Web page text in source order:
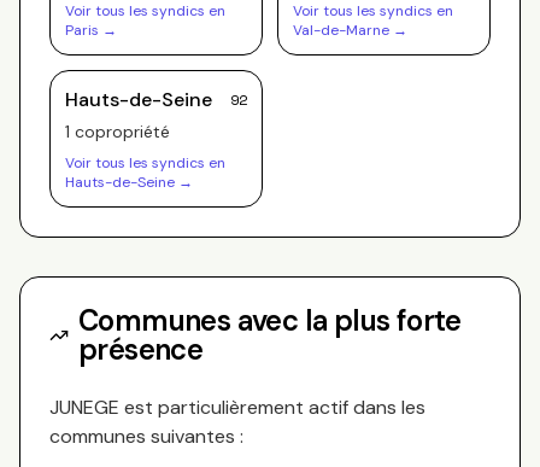
Voir tous les syndics en
Paris →
Voir tous les syndics en
Val-de-Marne →
Hauts-de-Seine 92
1 copropriété
Voir tous les syndics en
Hauts-de-Seine →
Communes avec la plus forte
présence
JUNEGE est particulièrement actif dans les
communes suivantes :